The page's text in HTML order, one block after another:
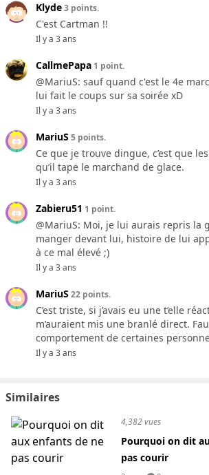
Klyde3 points.
C'est Cartman !!
Il y a 3 ans
CallmePapa 1 point.
@MariuS: sauf quand c'est le 4e
lui fait le coups sur sa soirée xD
Il y a 3 ans
MariuS 5 points.
Ce que je trouve dingue, c’est que
qu’il tape le marchand de glace.
Il y a 3 ans
Zabieru51 1 point.
@MariuS: Moi, je lui aurais repris la
manger devant lui, histoire de lui
à ce mal élevé ;)
Il y a 3 ans
MariuS 22 points.
C’est triste, si j’avais eu une t’elle
m’auraient mis une branlé direct.
comportement de certaines
Il y a 3 ans
Similaires
4,382 vues
Pourquoi on dit
pas courir